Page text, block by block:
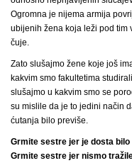
Ogromna je nijema armija
ubijenih žena koja leži pod tim
čuje.
Zato slušajmo žene koje još
kakvim smo fakultetima
slušajmo u kakvim smo se
su mislile da je to jedini način
ćutanja bilo previše.
Grmite sestre jer je dosta
Grmite sestre jer nismo